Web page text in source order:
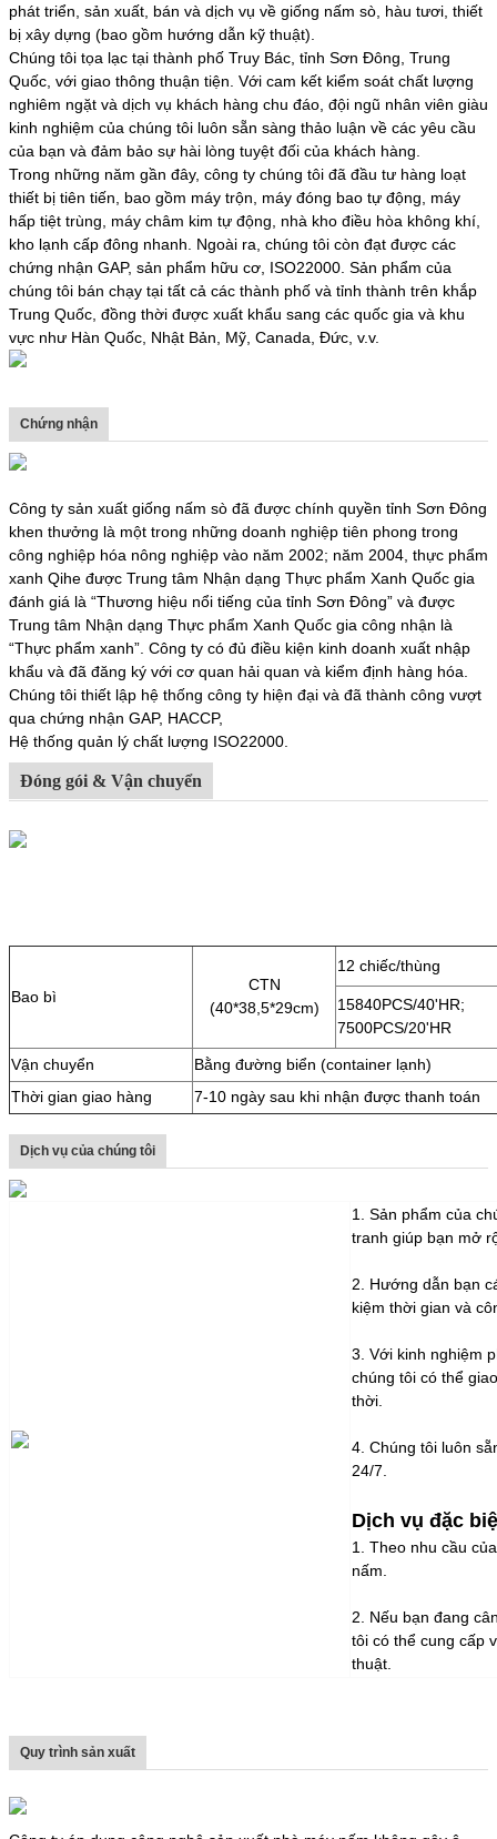
phát triển, sản xuất, bán và dịch vụ về giống nấm sò, hàu tươi, thiết
bị xây dựng (bao gồm hướng dẫn kỹ thuật).
Chúng tôi tọa lạc tại thành phố Truy Bác, tỉnh Sơn Đông, Trung
Quốc, với giao thông thuận tiện. Với cam kết kiểm soát chất lượng
nghiêm ngặt và dịch vụ khách hàng chu đáo, đội ngũ nhân viên giàu
kinh nghiệm của chúng tôi luôn sẵn sàng thảo luận về các yêu cầu
của bạn và đảm bảo sự hài lòng tuyệt đối của khách hàng.
Trong những năm gần đây, công ty chúng tôi đã đầu tư hàng loạt
thiết bị tiên tiến, bao gồm máy trộn, máy đóng bao tự động, máy
hấp tiệt trùng, máy châm kim tự động, nhà kho điều hòa không khí,
kho lạnh cấp đông nhanh. Ngoài ra, chúng tôi còn đạt được các
chứng nhận GAP, sản phẩm hữu cơ, ISO22000. Sản phẩm của
chúng tôi bán chạy tại tất cả các thành phố và tỉnh thành trên khắp
Trung Quốc, đồng thời được xuất khẩu sang các quốc gia và khu
vực như Hàn Quốc, Nhật Bản, Mỹ, Canada, Đức, v.v.
Chứng nhận
Công ty sản xuất giống nấm sò đã được chính quyền tỉnh Sơn Đông
khen thưởng là một trong những doanh nghiệp tiên phong trong
công nghiệp hóa nông nghiệp vào năm 2002; năm 2004, thực phẩm
xanh Qihe được Trung tâm Nhận dạng Thực phẩm Xanh Quốc gia
đánh giá là “Thương hiệu nổi tiếng của tỉnh Sơn Đông” và được
Trung tâm Nhận dạng Thực phẩm Xanh Quốc gia công nhận là
“Thực phẩm xanh”. Công ty có đủ điều kiện kinh doanh xuất nhập
khẩu và đã đăng ký với cơ quan hải quan và kiểm định hàng hóa.
Chúng tôi thiết lập hệ thống công ty hiện đại và đã thành công vượt
qua chứng nhận GAP, HACCP,
Hệ thống quản lý chất lượng ISO22000.
Đóng gói & Vận chuyển
Bao bì
CTN
(40*38,5*29cm)
12 chiếc/thùng
15840PCS/40'HR;
7500PCS/20'HR
Vận chuyển
Bằng đường biển (container lạnh)
Thời gian giao hàng
7-10 ngày sau khi nhận được thanh toán
Dịch vụ của chúng tôi
1. Sản phẩm của
tranh giúp bạn mở
2. Hướng dẫn bạn
kiệm thời gian và
3. Với kinh nghiệm
chúng tôi có thể
thời.
4. Chúng tôi luôn
24/7.
Dịch vụ đặc
1. Theo nhu cầu
nấm.
2. Nếu bạn đang
tôi có thể cung cấp
thuật.
Quy trình sản xuất